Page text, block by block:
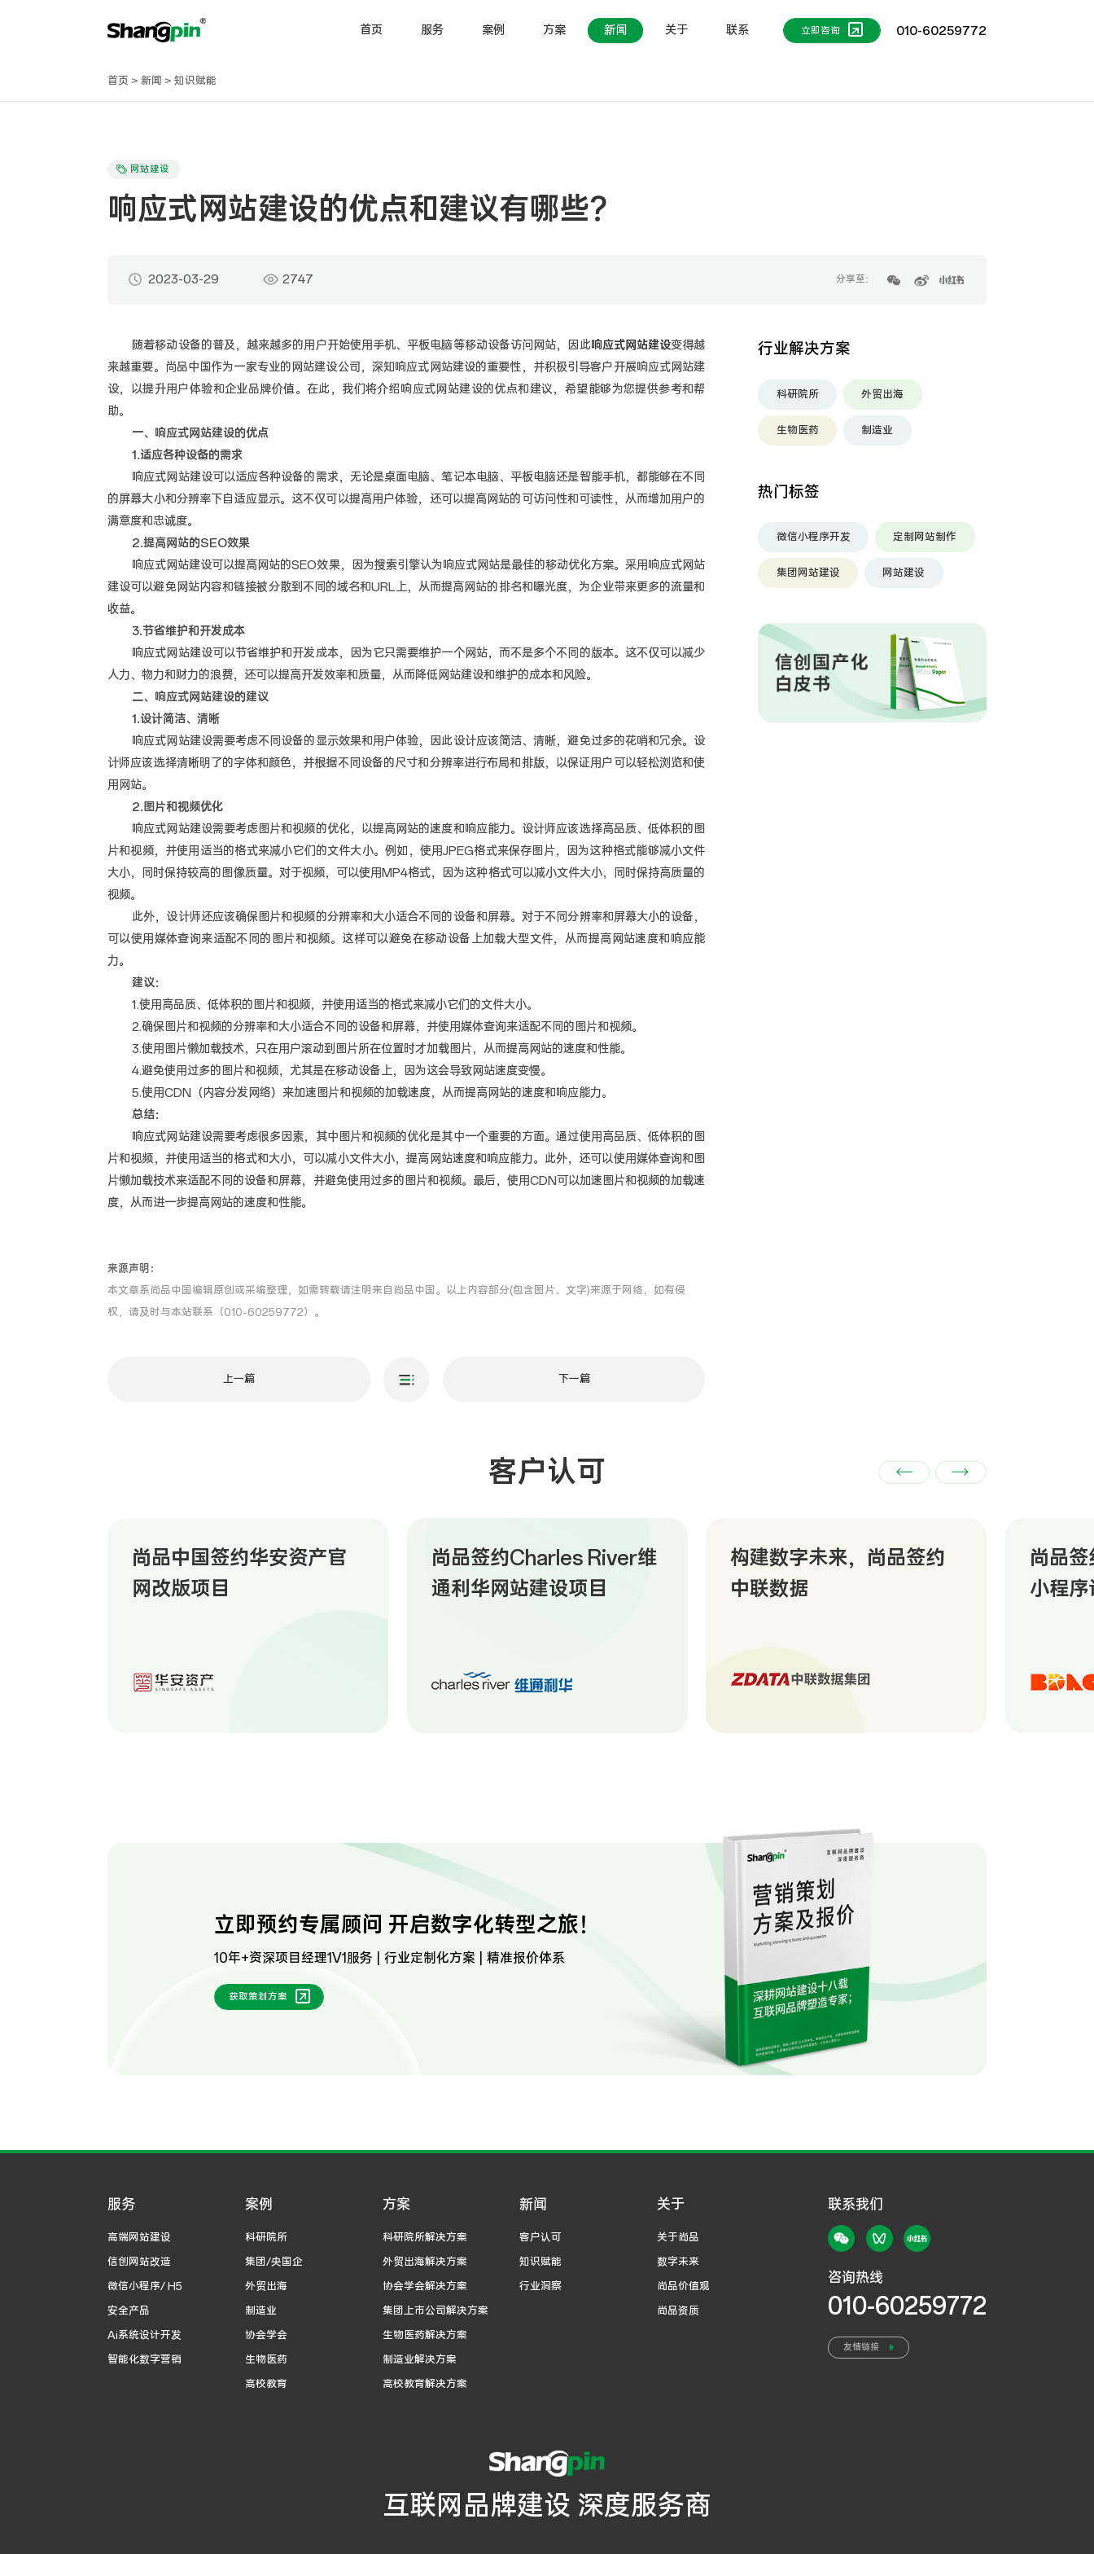
首页 服务 案例 方案 新闻 关于 联系 立即咨询 010-60259772
首页 > 新闻 > 知识赋能
网站建设
响应式网站建设的优点和建议有哪些？
2023-03-29 2747 分享至：
随着移动设备的普及，越来越多的用户开始使用手机、平板电脑等移动设备访问网站，因此响应式网站建设变得越
来越重要。尚品中国作为一家专业的网站建设公司，深知响应式网站建设的重要性，并积极引导客户开展响应式网站建
设，以提升用户体验和企业品牌价值。在此，我们将介绍响应式网站建设的优点和建议，希望能够为您提供参考和帮
助。
一、响应式网站建设的优点
1.适应各种设备的需求
响应式网站建设可以适应各种设备的需求，无论是桌面电脑、笔记本电脑、平板电脑还是智能手机，都能够在不同
的屏幕大小和分辨率下自适应显示。这不仅可以提高用户体验，还可以提高网站的可访问性和可读性，从而增加用户的
满意度和忠诚度。
2.提高网站的SEO效果
响应式网站建设可以提高网站的SEO效果，因为搜索引擎认为响应式网站是最佳的移动优化方案。采用响应式网站
建设可以避免网站内容和链接被分散到不同的域名和URL上，从而提高网站的排名和曝光度，为企业带来更多的流量和
收益。
3.节省维护和开发成本
响应式网站建设可以节省维护和开发成本，因为它只需要维护一个网站，而不是多个不同的版本。这不仅可以减少
人力、物力和财力的浪费，还可以提高开发效率和质量，从而降低网站建设和维护的成本和风险。
二、响应式网站建设的建议
1.设计简洁、清晰
响应式网站建设需要考虑不同设备的显示效果和用户体验，因此设计应该简洁、清晰，避免过多的花哨和冗余。设
计师应该选择清晰明了的字体和颜色，并根据不同设备的尺寸和分辨率进行布局和排版，以保证用户可以轻松浏览和使
用网站。
2.图片和视频优化
响应式网站建设需要考虑图片和视频的优化，以提高网站的速度和响应能力。设计师应该选择高品质、低体积的图
片和视频，并使用适当的格式来减小它们的文件大小。例如，使用JPEG格式来保存图片，因为这种格式能够减小文件
大小，同时保持较高的图像质量。对于视频，可以使用MP4格式，因为这种格式可以减小文件大小，同时保持高质量的
视频。
此外，设计师还应该确保图片和视频的分辨率和大小适合不同的设备和屏幕。对于不同分辨率和屏幕大小的设备，
可以使用媒体查询来适配不同的图片和视频。这样可以避免在移动设备上加载大型文件，从而提高网站速度和响应能
力。
建议：
1.使用高品质、低体积的图片和视频，并使用适当的格式来减小它们的文件大小。
2.确保图片和视频的分辨率和大小适合不同的设备和屏幕，并使用媒体查询来适配不同的图片和视频。
3.使用图片懒加载技术，只在用户滚动到图片所在位置时才加载图片，从而提高网站的速度和性能。
4.避免使用过多的图片和视频，尤其是在移动设备上，因为这会导致网站速度变慢。
5.使用CDN（内容分发网络）来加速图片和视频的加载速度，从而提高网站的速度和响应能力。
总结：
响应式网站建设需要考虑很多因素，其中图片和视频的优化是其中一个重要的方面。通过使用高品质、低体积的图
片和视频，并使用适当的格式和大小，可以减小文件大小，提高网站速度和响应能力。此外，还可以使用媒体查询和图
片懒加载技术来适配不同的设备和屏幕，并避免使用过多的图片和视频。最后，使用CDN可以加速图片和视频的加载速
度，从而进一步提高网站的速度和性能。
来源声明：
本文章系尚品中国编辑原创或采编整理，如需转载请注明来自尚品中国。以上内容部分(包含图片、文字)来源于网络，如有侵
权，请及时与本站联系（010-60259772）。
上一篇 下一篇
行业解决方案
科研院所 外贸出海
生物医药 制造业
热门标签
微信小程序开发 定制网站制作
集团网站建设 网站建设
客户认可
尚品中国签约华安资产官
网改版项目
尚品签约Charles River维
通利华网站建设项目
构建数字未来，尚品签约
中联数据
尚品
小程
立即预约专属顾问 开启数字化转型之旅！
10年+资深项目经理1V1服务 | 行业定制化方案 | 精准报价体系
获取策划方案
服务
高端网站建设
信创网站改造
微信小程序/ H5
安全产品
Ai系统设计开发
智能化数字营销
案例
科研院所
集团/央国企
外贸出海
制造业
协会学会
生物医药
高校教育
方案
科研院所解决方案
外贸出海解决方案
协会学会解决方案
集团上市公司解决方案
生物医药解决方案
制造业解决方案
高校教育解决方案
新闻
客户认可
知识赋能
行业洞察
关于
关于尚品
数字未来
尚品价值观
尚品资质
联系我们
咨询热线
010-60259772
友情链接
互联网品牌建设 深度服务商